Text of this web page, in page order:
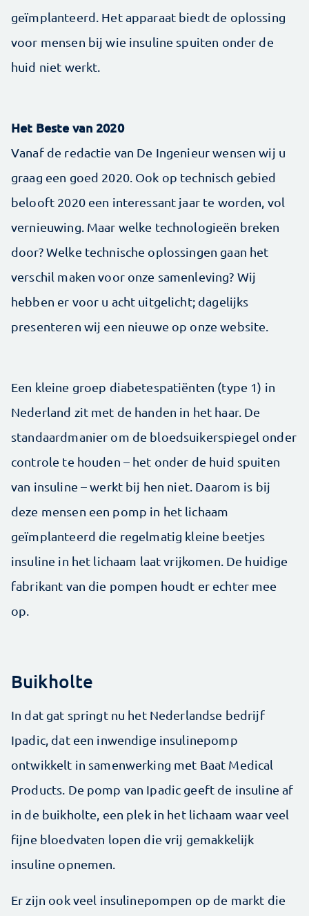
geïmplanteerd. Het apparaat biedt de oplossing
voor mensen bij wie insuline spuiten onder de
huid niet werkt.
Het Beste van 2020
Vanaf de redactie van De Ingenieur wensen wij u
graag een goed 2020. Ook op technisch gebied
belooft 2020 een interessant jaar te worden, vol
vernieuwing. Maar welke technologieën breken
door? Welke technische oplossingen gaan het
verschil maken voor onze samenleving? Wij
hebben er voor u acht uitgelicht; dagelijks
presenteren wij een nieuwe op onze website.
Een kleine groep diabetespatiënten (type 1) in
Nederland zit met de handen in het haar. De
standaardmanier om de bloedsuikerspiegel onder
controle te houden – het onder de huid spuiten
van insuline – werkt bij hen niet. Daarom is bij
deze mensen een pomp in het lichaam
geïmplanteerd die regelmatig kleine beetjes
insuline in het lichaam laat vrijkomen. De huidige
fabrikant van die pompen houdt er echter mee
op.
Buikholte
In dat gat springt nu het Nederlandse bedrijf
Ipadic, dat een inwendige insulinepomp
ontwikkelt in samenwerking met Baat Medical
Products. De pomp van Ipadic geeft de insuline af
in de buikholte, een plek in het lichaam waar veel
fijne bloedvaten lopen die vrij gemakkelijk
insuline opnemen.
Er zijn ook veel insulinepompen op de markt die